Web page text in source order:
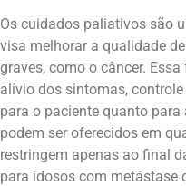
Os cuidados paliativos são
visa melhorar a qualidade
graves, como o câncer.
alívio dos sintomas,
para o paciente quanto
podem ser oferecidos em
restringem apenas ao final
para idosos com metástase